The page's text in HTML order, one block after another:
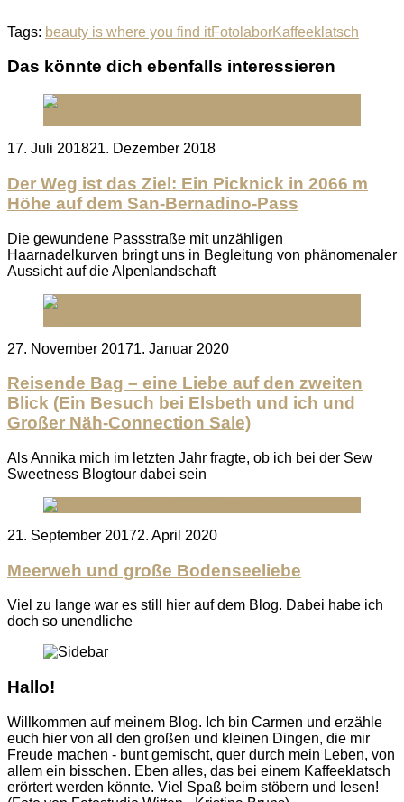
Tags: beauty is where you find itFotolaborKaffeeklatsch
Das könnte dich ebenfalls interessieren
Posted
17. Juli 201821. Dezember 2018
Der Weg ist das Ziel: Ein Picknick in 2066 m
Höhe auf dem San-Bernadino-Pass
Die gewundene Passstraße mit unzähligen
Haarnadelkurven bringt uns in Begleitung von phänomenaler
Aussicht auf die Alpenlandschaft
Posted
27. November 20171. Januar 2020
Reisende Bag – eine Liebe auf den zweiten
Blick (Ein Besuch bei Elsbeth und ich und
Großer Näh-Connection Sale)
Als Annika mich im letzten Jahr fragte, ob ich bei der Sew
Sweetness Blogtour dabei sein
Posted
21. September 20172. April 2020
Meerweh und große Bodenseeliebe
Viel zu lange war es still hier auf dem Blog. Dabei habe ich
doch so unendliche
Hallo!
Willkommen auf meinem Blog. Ich bin Carmen und erzähle
euch hier von all den großen und kleinen Dingen, die mir
Freude machen - bunt gemischt, quer durch mein Leben, von
allem ein bisschen. Eben alles, das bei einem Kaffeeklatsch
erörtert werden könnte. Viel Spaß beim stöbern und lesen!